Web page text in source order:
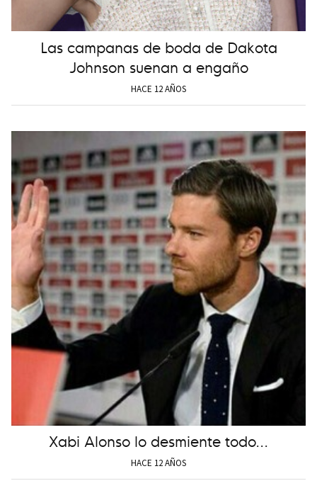
Las campanas de boda de Dakota
Johnson suenan a engaño
HACE 12 AÑOS
Xabi Alonso lo desmiente todo...
HACE 12 AÑOS